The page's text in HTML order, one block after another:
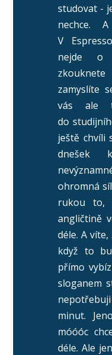
studovat -
nechce.
V
nejde o
zamyslíte
vás ale
do
ještě chvíli
dnešek
ohromná
rukou to,
angličtině
déle. A
když to
přímo
sloganem
minut.
móóóc
déle. Ale